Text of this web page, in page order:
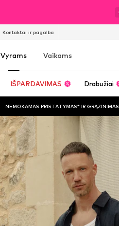
Kontaktai ir pagalba
Vyrams Vaikams
IŠPARDAVIMAS Drabužiai
NEMOKAMAS PRISTATYMAS* IR GRĄŽINIMAS